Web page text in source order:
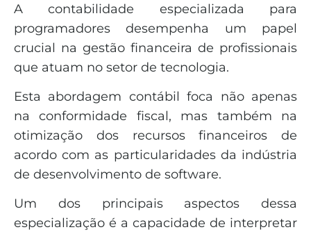
A contabilidade especializada para
programadores desempenha um papel
crucial na gestão financeira de profissionais
que atuam no setor de tecnologia.
Esta abordagem contábil foca não apenas
na conformidade fiscal, mas também na
otimização dos recursos financeiros de
acordo com as particularidades da indústria
de desenvolvimento de software.
Um dos principais aspectos dessa
especialização é a capacidade de interpretar